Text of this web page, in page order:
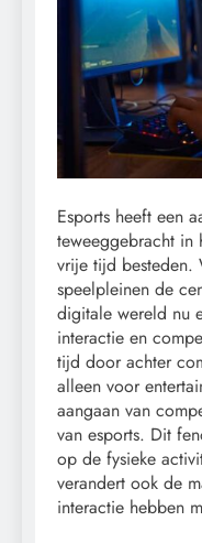
Esports heeft een
teweeggebracht in
vrije tijd besteden.
speelpleinen de
digitale wereld nu
interactie en
tijd door achter
alleen voor
aangaan van
van esports. Dit
op de fysieke
verandert ook de
interactie hebben